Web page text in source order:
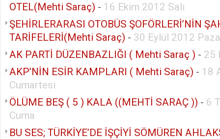
OTEL(Mehti Saraç) - 16 Ekim 2012 Salı
ŞEHİRLERARASI OTOBÜS ŞOFÖRLERİ’NİN
TARİFELERİ(Mehti Saraç) - 30 Eylül 2012
AK PARTİ DÜZENBAZLIĞI ( Mehti Saraç ) - 25
AKP’NİN ESİR KAMPLARI ( Mehti Saraç) - 18
Cumartesi
ÖLÜME BEŞ ( 5 ) KALA ((MEHTİ SARAÇ )) - 6
Cuma
BU SES; TÜRKİYE’DE İŞÇİYİ SÖMÜREN